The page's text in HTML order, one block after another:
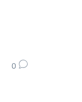
0